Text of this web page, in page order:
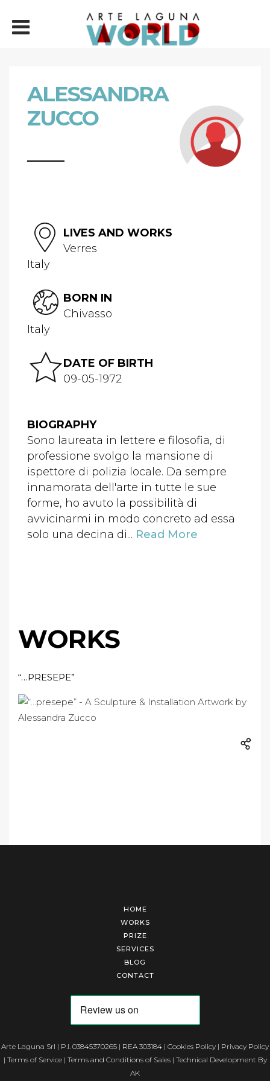
ALESSANDRA
ZUCCO
LIVES AND WORKS
Verres
Italy
BORN IN
Chivasso
Italy
DATE OF BIRTH
09-05-1972
BIOGRAPHY
Sono laureata in lettere e filosofia, di
professione svolgo la mansione di
ispettore di polizia locale. Da sempre
innamorata dell'arte in tutte le sue
forme, ho avuto la possibilità di
avvicinarmi in modo concreto ad essa
solo una decina di... Read More
WORKS
“…PRESEPE”
HOME
WORKS
PRIZE
SERVICES
BLOG
CONTACT
Arte Laguna Srl | P.I. 03845370265 | REA 303184 | Cookies Policy | Privacy Policy
| Terms of Service| Terms and Conditions of Sales| Technical Development By
AK